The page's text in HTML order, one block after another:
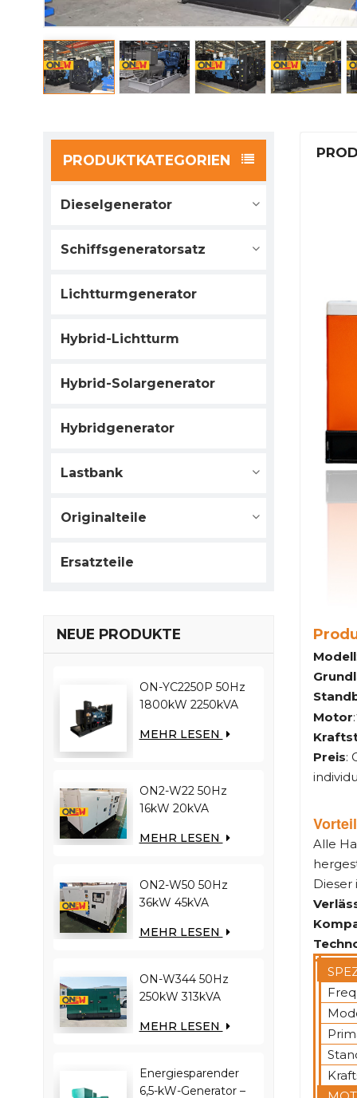
PRODUKTKATEGORIEN
Dieselgenerator
Schiffsgeneratorsatz
Lichtturmgenerator
Hybrid-Lichtturm
Hybrid-Solargenerator
Hybridgenerator
Lastbank
Originalteile
Ersatzteile
NEUE PRODUKTE
ON-YC2250P 50Hz
1800kW 2250kVA
YC12VC3000-D30
MEHR LESEN
ON2-W22 50Hz
16kW 20kVA
4YT23-20D
MEHR LESEN
ON2-W50 50Hz
36kW 45kVA
N4100ZDS-42
MEHR LESEN
ON-W344 50Hz
250kW 313kVA
WT13B-308DE
MEHR LESEN
Energiesparender
6,5-kW-Generator –
Modell
Motor:
Preis:
Alle
Dieser